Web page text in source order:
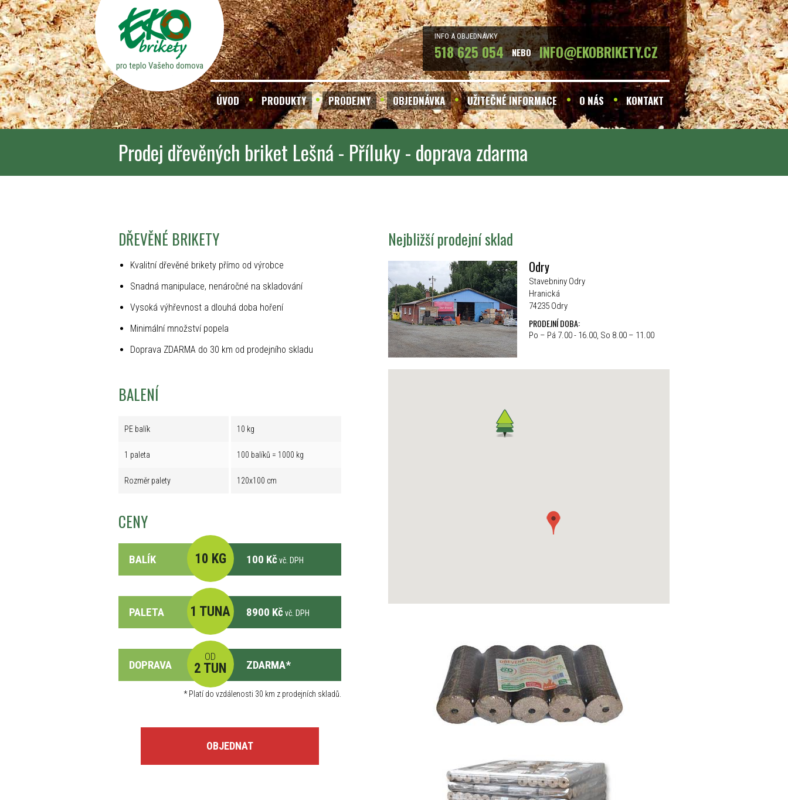
pro teplo Vašeho domova
INFO A OBJEDNÁVKY
518 625 054 NEBO INFO@EKOBRIKETY.CZ
ÚVOD PRODUKTY PRODEJNY OBJEDNÁVKA UŽITEČNÉ INFORMACE O NÁS KONTAKT
Prodej dřevěných briket Lešná - Příluky - doprava zdarma
DŘEVĚNÉ BRIKETY
Kvalitní dřevěné brikety přímo od výrobce
Snadná manipulace, nenáročné na skladování
Vysoká výhřevnost a dlouhá doba hoření
Minimální množství popela
Doprava ZDARMA do 30 km od prodejního skladu
BALENÍ
PE balík 10 kg
1 paleta 100 balíků = 1000 kg
Rozměr palety 120x100 cm
CENY
BALÍK 10 KG 100 Kč vč. DPH
PALETA 1 TUNA 8900 Kč vč. DPH
DOPRAVA
OD
2 TUN ZDARMA*
*Platí do vzdálenosti 30 km z prodejních skladů.
OBJEDNAT
Nejbližší prodejní sklad
Odry
Stavebniny Odry
Hranická
74235 Odry
PRODEJNÍ DOBA:
Po – Pá 7.00 - 16.00, So 8.00 – 11.00